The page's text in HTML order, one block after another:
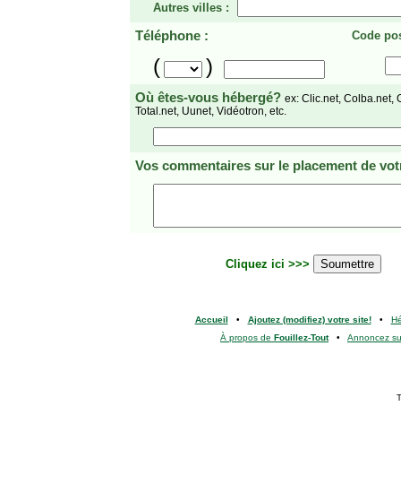
Autres villes :
Téléphone : Code
( )
Où êtes-vous hébergé? ex: Clic.net, Colba.net,
Total.net, Uunet, Vidéotron, etc.
Vos commentaires sur le placement de
Cliquez ici >>>
Accueil • Ajoutez (modifiez) votre site!•
À propos de Fouillez-Tout• Annoncez